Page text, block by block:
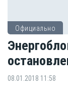
Официально
08.01.2018 11:58